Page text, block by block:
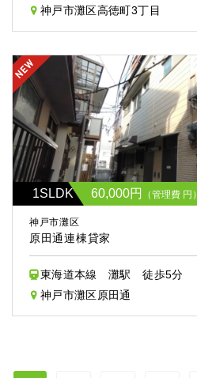
神戸市灘区高徳町3丁目
1SLDK 60,000円 （管理費 円）
神戸市灘区
原田通連棟貸家
東海道本線 灘駅 徒歩5分
神戸市灘区原田通